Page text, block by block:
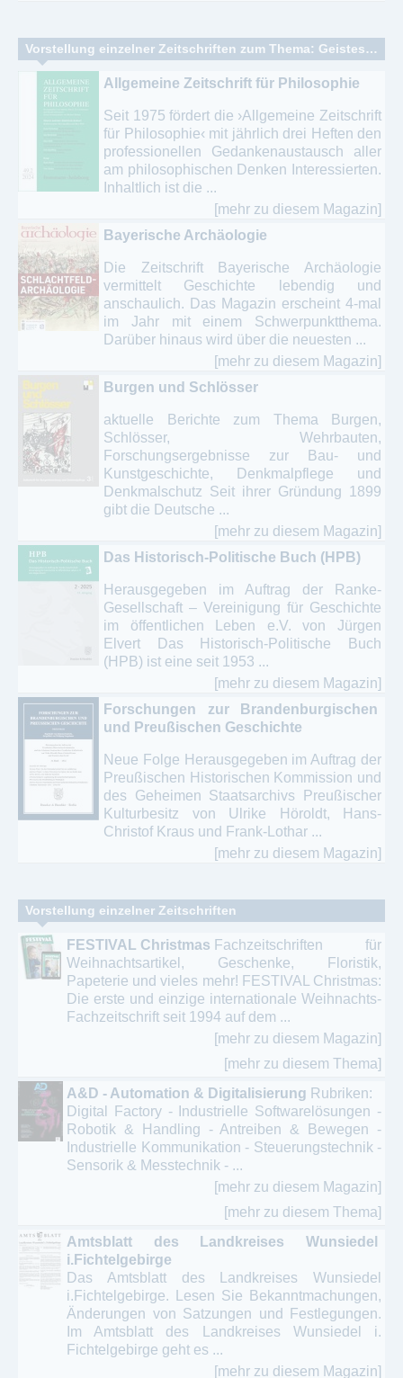
Vorstellung einzelner Zeitschriften zum Thema: Geisteswissenschaften allgemein
Allgemeine Zeitschrift für Philosophie
Seit 1975 fördert die ›Allgemeine Zeitschrift
für Philosophie‹ mit jährlich drei Heften den
professionellen Gedankenaustausch aller
am philosophischen Denken Interessierten.
Inhaltlich ist die ...
[mehr zu diesem Magazin]
Bayerische Archäologie
Die Zeitschrift Bayerische Archäologie
vermittelt Geschichte lebendig und
anschaulich. Das Magazin erscheint 4-mal
im Jahr mit einem Schwerpunktthema.
Darüber hinaus wird über die neuesten ...
[mehr zu diesem Magazin]
Burgen und Schlösser
aktuelle Berichte zum Thema Burgen,
Schlösser, Wehrbauten,
Forschungsergebnisse zur Bau- und
Kunstgeschichte, Denkmalpflege und
Denkmalschutz Seit ihrer Gründung 1899
gibt die Deutsche ...
[mehr zu diesem Magazin]
Das Historisch-Politische Buch (HPB)
Herausgegeben im Auftrag der Ranke-
Gesellschaft – Vereinigung für Geschichte
im öffentlichen Leben e.V. von Jürgen
Elvert Das Historisch-Politische Buch
(HPB) ist eine seit 1953 ...
[mehr zu diesem Magazin]
Forschungen zur Brandenburgischen
und Preußischen Geschichte
Neue Folge Herausgegeben im Auftrag der
Preußischen Historischen Kommission und
des Geheimen Staatsarchivs Preußischer
Kulturbesitz von Ulrike Höroldt, Hans-
Christof Kraus und Frank-Lothar ...
[mehr zu diesem Magazin]
Vorstellung einzelner Zeitschriften
FESTIVAL Christmas Fachzeitschriften für
Weihnachtsartikel, Geschenke, Floristik,
Papeterie und vieles mehr! FESTIVAL Christmas:
Die erste und einzige internationale Weihnachts-
Fachzeitschrift seit 1994 auf dem ...
[mehr zu diesem Magazin]
[mehr zu diesem Thema]
A&D - Automation & Digitalisierung Rubriken:
Digital Factory - Industrielle Softwarelösungen -
Robotik & Handling - Antreiben & Bewegen -
Industrielle Kommunikation - Steuerungstechnik -
Sensorik & Messtechnik - ...
[mehr zu diesem Magazin]
[mehr zu diesem Thema]
Amtsblatt des Landkreises Wunsiedel
i.Fichtelgebirge
Das Amtsblatt des Landkreises Wunsiedel
i.Fichtelgebirge. Lesen Sie Bekanntmachungen,
Änderungen von Satzungen und Festlegungen.
Im Amtsblatt des Landkreises Wunsiedel i.
Fichtelgebirge geht es ...
[mehr zu diesem Magazin]